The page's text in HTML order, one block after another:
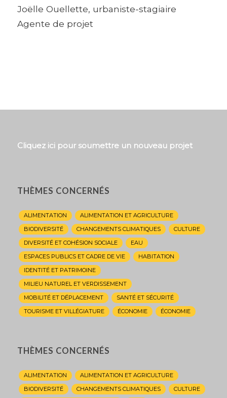
Joëlle Ouellette, urbaniste-stagiaire
Agente de projet
Cliquez ici pour soumettre un nouveau projet
THÈMES CONCERNÉS
ALIMENTATION
ALIMENTATION ET AGRICULTURE
BIODIVERSITÉ
CHANGEMENTS CLIMATIQUES
CULTURE
DIVERSITÉ ET COHÉSION SOCIALE
EAU
ESPACES PUBLICS ET CADRE DE VIE
HABITATION
IDENTITÉ ET PATRIMOINE
MILIEU NATUREL ET VERDISSEMENT
MOBILITÉ ET DÉPLACEMENT
SANTÉ ET SÉCURITÉ
TOURISME ET VILLÉGIATURE
ÉCONOMIE ÉCONOMIE
THÈMES CONCERNÉS
ALIMENTATION
ALIMENTATION ET AGRICULTURE
BIODIVERSITÉ
CHANGEMENTS CLIMATIQUES
CULTURE